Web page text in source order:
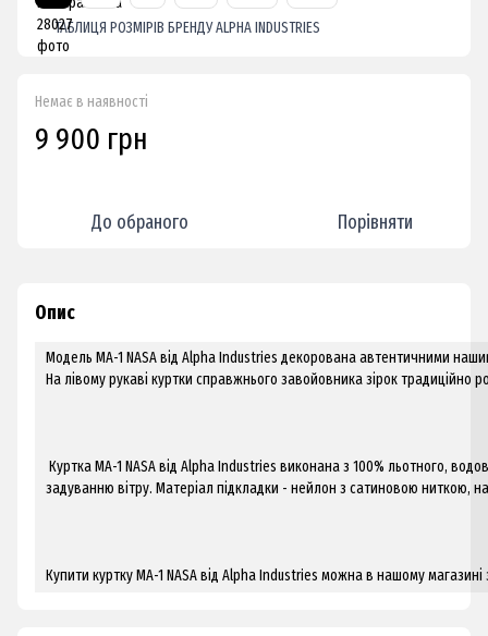
ТАБЛИЦЯ РОЗМІРІВ БРЕНДУ ALPHA INDUSTRIES
Немає в наявності
9 900 грн
До обраного Порівняти
Опис
Модель MA-1 NASA від Alpha Industries декорована автентичними
На лівому рукаві куртки справжнього завойовника зірок традиційно
Куртка MA-1 NASA від Alpha Industries виконана з 100% льотного,
задуванню вітру. Матеріал підкладки - нейлон з сатиновою ниткою,
Купити куртку MA-1 NASA від Alpha Industries можна в нашому магазині